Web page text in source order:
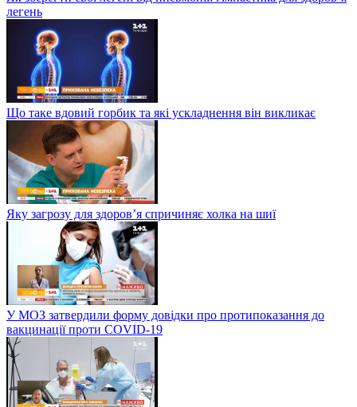
легень
Що таке вдовий горбик та які ускладнення він викликає
Яку загрозу для здоров’я спричиняє холка на шиї
У МОЗ затвердили форму довідки про протипоказання до
вакцинації проти COVID-19